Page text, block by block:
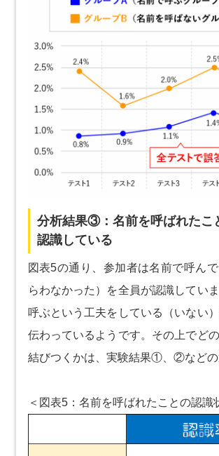
分析結果③：名前を呼ばれたこ
認識している
図表5の通り、参加者は名前で呼ん
らわなかった）を全員が認識してい
呼ぶという工夫をしている（いない
伝わっているようです。その上でど
結びつくかは、実験結果①、②などの
＜図表5：名前を呼ばれたことの認識